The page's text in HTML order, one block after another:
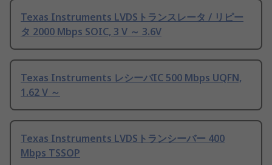
Texas Instruments LVDSトランスレータ / リピー
タ 2000 Mbps SOIC, 3 V ～ 3.6V
Texas Instruments レシーバIC 500 Mbps UQFN,
1.62 V ～
Texas Instruments LVDSトランシーバー 400
Mbps TSSOP